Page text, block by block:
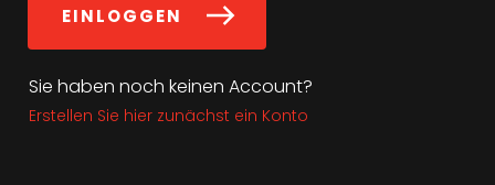
EINLOGGEN
Sie haben noch keinen Account?
Erstellen Sie hier zunächst ein Konto